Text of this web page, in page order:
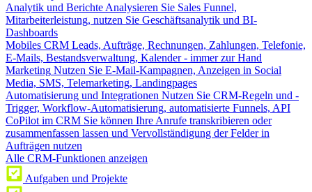
Analytik und Berichte Analysieren Sie Sales Funnel,
Mitarbeiterleistung, nutzen Sie Geschäftsanalytik und BI-
Dashboards
Mobiles CRM Leads, Aufträge, Rechnungen, Zahlungen, Telefonie,
E-Mails, Bestandsverwaltung, Kalender - immer zur Hand
Marketing Nutzen Sie E-Mail-Kampagnen, Anzeigen in Social
Media, SMS, Telemarketing, Landingpages
Automatisierung und Integrationen Nutzen Sie CRM-Regeln und -
Trigger, Workflow-Automatisierung, automatisierte Funnels, API
CoPilot im CRM Sie können Ihre Anrufe transkribieren oder
zusammenfassen lassen und Vervollständigung der Felder in
Aufträgen nutzen
Alle CRM-Funktionen anzeigen
Aufgaben und Projekte